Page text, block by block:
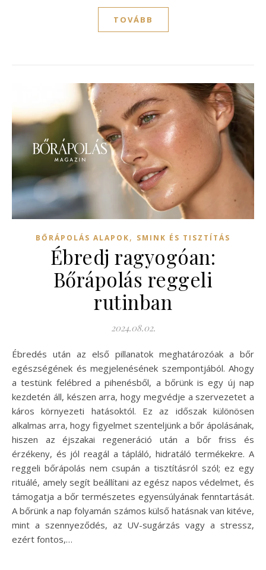
TOVÁBB
BŐRÁPOLÁS ALAPOK, SMINK ÉS TISZTÍTÁS
Ébredj ragyogóan:
Bőrápolás reggeli
rutinban
2024.08.02.
Ébredés után az első pillanatok meghatározóak a bőr
egészségének és megjelenésének szempontjából. Ahogy
a testünk felébred a pihenésből, a bőrünk is egy új nap
kezdetén áll, készen arra, hogy megvédje a szervezetet a
káros környezeti hatásoktól. Ez az időszak különösen
alkalmas arra, hogy figyelmet szenteljünk a bőr ápolásának,
hiszen az éjszakai regeneráció után a bőr friss és
érzékeny, és jól reagál a tápláló, hidratáló termékekre. A
reggeli bőrápolás nem csupán a tisztításról szól; ez egy
rituálé, amely segít beállítani az egész napos védelmet, és
támogatja a bőr természetes egyensúlyának fenntartását.
A bőrünk a nap folyamán számos külső hatásnak van kitéve,
mint a szennyeződés, az UV-sugárzás vagy a stressz,
ezért fontos,…